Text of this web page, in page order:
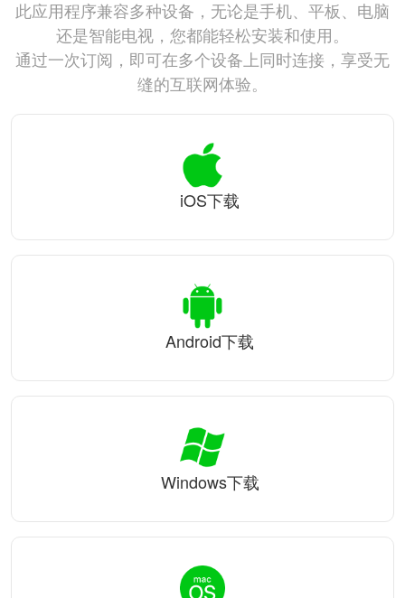
此应用程序兼容多种设备，无论是手机、平板、电脑
还是智能电视，您都能轻松安装和使用。
通过一次订阅，即可在多个设备上同时连接，享受无
缝的互联网体验。
iOS下载
Android下载
Windows下载